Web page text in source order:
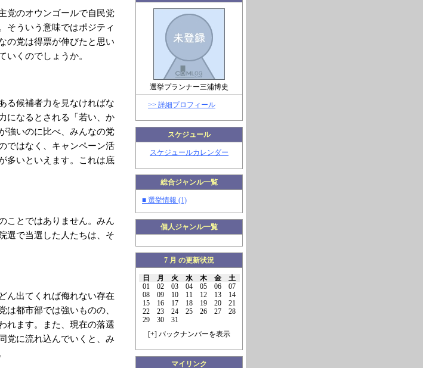
選挙プランナー三浦博史
>> 詳細プロフィール
スケジュール
スケジュールカレンダー
総合ジャンル一覧
■ 選挙情報 (1)
個人ジャンル一覧
7 月 の更新状況
日 月 火 水 木 金
土
01
02 03 04 05 06
07
08
09 10 11 12 13
14
15
16 17 18 19 20
21
22
23 24 25 26 27
28
29
30
31
[+] バックナンバーを表示
マイリンク
党のオウンゴールで自民党
そういう意味ではポジティ
の党は得票が伸びたと思い
いくのでしょうか。
る候補者力を見なければな
になるとされる「若い、か
強いのに比べ、みんなの党
ではなく、キャンペーン活
多いといえます。これは底
ことではありません。みん
選で当選した人たちは、そ
ん出てくれば侮れない存在
は都市部では強いものの、
れます。また、現在の落選
党に流れ込んでいくと、み